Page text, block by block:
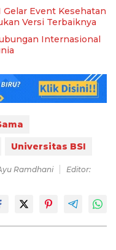
Event Kesehatan
Versi Terbaiknya
Internasional
Universitas BSI
Ramdhani
Editor: